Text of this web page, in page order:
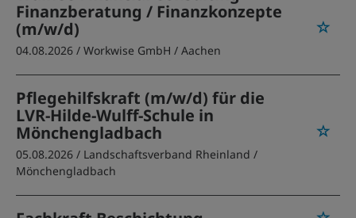
Finanzberatung / Finanzkonzepte
(m/w/d)
04.08.2026 / Workwise GmbH / Aachen
Pflegehilfskraft (m/w/d) für die
LVR-Hilde-Wulff-Schule in
Mönchengladbach
05.08.2026 / Landschaftsverband Rheinland /
Mönchengladbach